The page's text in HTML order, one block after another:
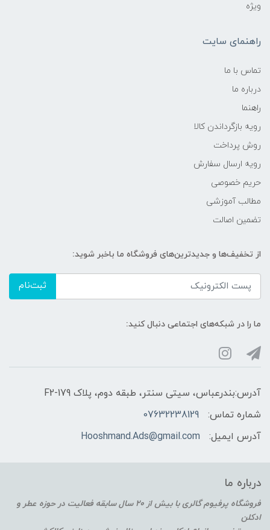
ویژه
راهنمای سایت
تماس با ما
درباره ما
راهنما
رویه‌ بازگرداندن کالا
روش پرداخت
رویه ارسال سفارش
حریم خصوصی
مطالب آموزشی
تضمین اصالت
از تخفیف‌ها و جدیدترین‌های فروشگاه ما باخبر شوید:
ثبت‌نام
ما را در شبکه‌های اجتماعی دنبال کنید:
آدرس:بندرعباس، سیتی سنتر، طبقه دوم، پلاک F2-179
شماره تماس:
07632238129
آدرس ایمیل:
Hooshmand.Ads@gmail.com
درباره ما
فروشگاه پرفیوم گالری با بیش از 20 سال سابقه فعالیت در حوزه عطر و
ادکلن